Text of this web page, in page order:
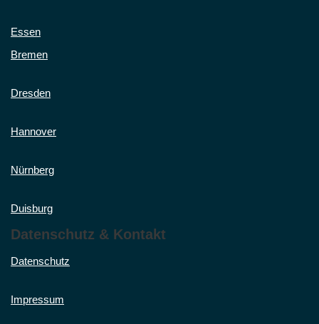
Essen
Bremen
Dresden
Hannover
Nürnberg
Duisburg
Datenschutz & Kontakt
Datenschutz
Impressum